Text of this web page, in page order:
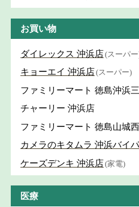
お買い物
ダイレックス 沖浜店(スーパ
キョーエイ 沖浜店(スーパー)
ファミリーマート 徳島沖浜
チャーリー 沖浜店
ファミリーマート 徳島山城
カメラのキタムラ 沖浜バイ
ケーズデンキ 沖浜店(家電)
医療